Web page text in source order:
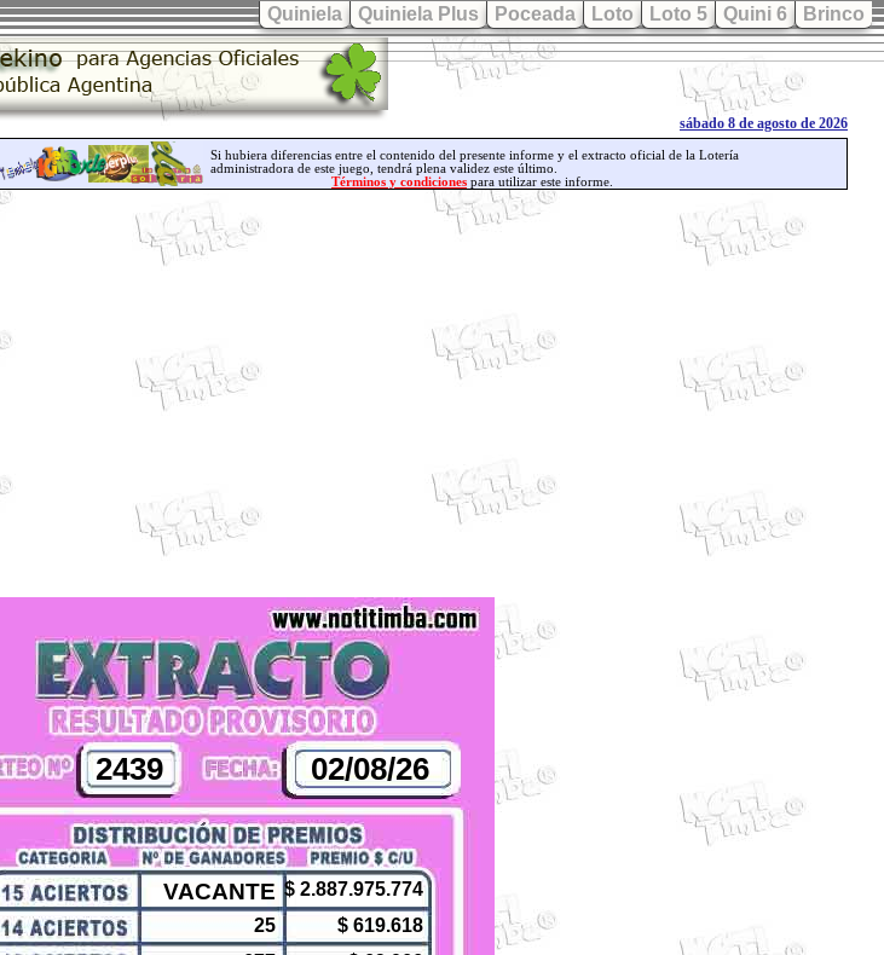
Quiniela Quiniela Plus Poceada Loto Loto 5 Quini 6 Brinco
sábado 8 de agosto de 2026
Si hubiera diferencias entre el contenido del presente informe y el extracto oficial de la Lotería
administradora de este juego, tendrá plena validez este último.
Términos y condiciones para utilizar este informe.
2439 02/08/26
VACANTE $ 2.887.975.774
25
$ 619.618